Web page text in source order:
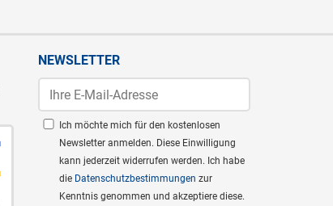
NEWSLETTER
Ich möchte mich für den kostenlosen
Newsletter anmelden. Diese Einwilligung
kann jederzeit widerrufen werden. Ich habe
die Datenschutzbestimmungen zur
Kenntnis genommen und akzeptiere diese.